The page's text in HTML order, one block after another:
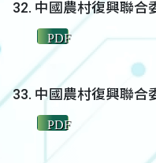
中國農村復興聯合
PDF
中國農村復興聯合
PDF